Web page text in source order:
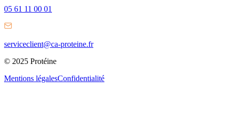
05 61 11 00 01
serviceclient@ca-proteine.fr
© 2025 Protéine
Mentions légalesConfidentialité